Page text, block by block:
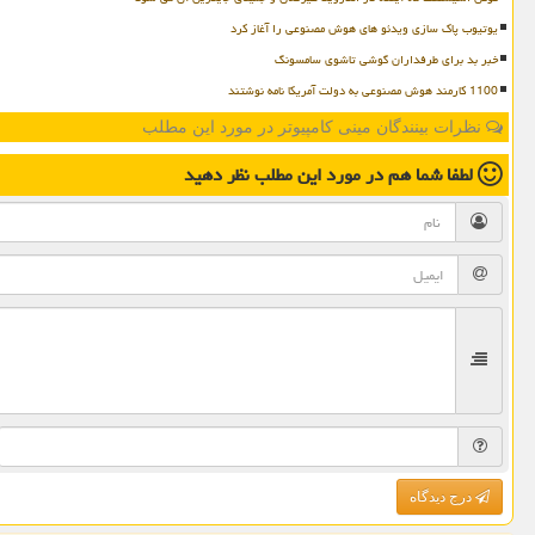
یوتیوب پاک سازی ویدئو های هوش مصنوعی را آغاز کرد
خبر بد برای طرفداران گوشی تاشوی سامسونگ
1100 کارمند هوش مصنوعی به دولت آمریکا نامه نوشتند
نظرات بینندگان مینی کامپیوتر در مورد این مطلب
لطفا شما همدر مورد این مطلبنظر دهید
درج دیدگاه